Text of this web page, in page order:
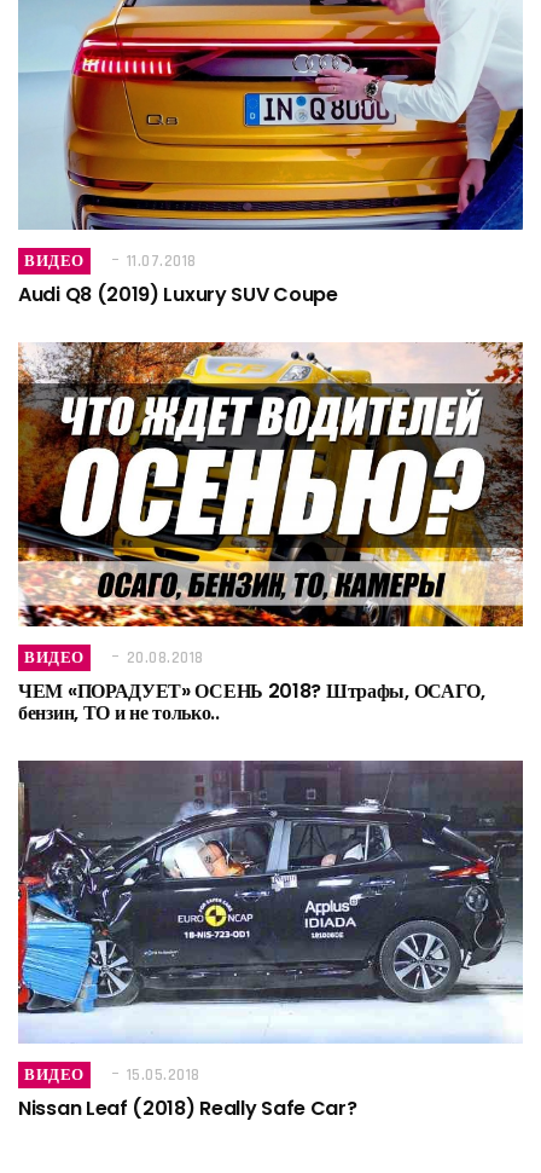
ВИДЕО 11.07.2018
Audi Q8 (2019) Luxury SUV Coupe
ВИДЕО 20.08.2018
ЧЕМ «ПОРАДУЕТ» ОСЕНЬ 2018? Штрафы, ОСАГО,
бензин, ТО и не только..
ВИДЕО 15.05.2018
Nissan Leaf (2018) Really Safe Car?